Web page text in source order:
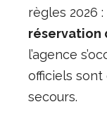
règles 2026 :
réservation
l’agence
officiels sont
secours.